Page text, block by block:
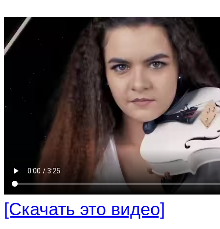
[Скачать это видео]